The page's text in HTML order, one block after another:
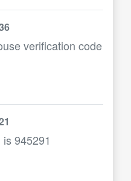
verification code
945291